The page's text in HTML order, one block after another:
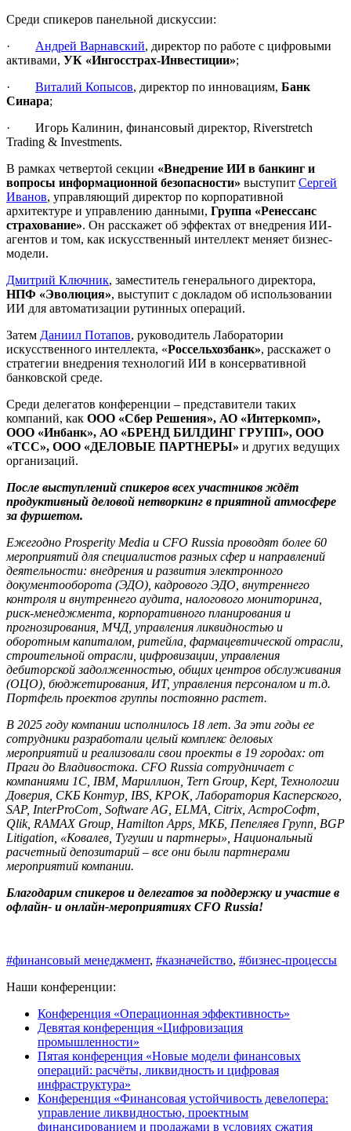
Среди спикеров панельной дискуссии:
· Андрей Варнавский, директор по работе с цифровыми
активами, УК «Ингосстрах-Инвестиции»;
· Виталий Копысов, директор по инновациям, Банк
Синара;
· Игорь Калинин, финансовый директор, Riverstretch
Trading & Investments.
В рамках четвертой секции «Внедрение ИИ в банкинг и
вопросы информационной безопасности» выступит Сергей
Иванов, управляющий директор по корпоративной
архитектуре и управлению данными, Группа «Ренессанс
страхование». Он расскажет об эффектах от внедрения ИИ-
агентов и том, как искусственный интеллект меняет бизнес-
модели.
Дмитрий Ключник, заместитель генерального директора,
НПФ «Эволюция», выступит с докладом об использовании
ИИ для автоматизации рутинных операций.
Затем Даниил Потапов, руководитель Лаборатории
искусственного интеллекта, «Россельхозбанк», расскажет о
стратегии внедрения технологий ИИ в консервативной
банковской среде.
Среди делегатов конференции – представители таких
компаний, как ООО «Сбер Решения», АО «Интеркомп»,
ООО «Инбанк», АО «БРЕНД БИЛДИНГ ГРУПП», ООО
«ТСС», ООО «ДЕЛОВЫЕ ПАРТНЕРЫ» и других ведущих
организаций.
После выступлений спикеров всех участников ждёт
продуктивный деловой нетворкинг в приятной атмосфере
за фуршетом.
Ежегодно Prosperity Media и CFO Russia проводят более 60
мероприятий для специалистов разных сфер и направлений
деятельности: внедрения и развития электронного
документооборота (ЭДО), кадрового ЭДО, внутреннего
контроля и внутреннего аудита, налогового мониторинга,
риск-менеджмента, корпоративного планирования и
прогнозирования, МЧД, управления ликвидностью и
оборотным капиталом, ритейла, фармацевтической отрасли,
строительной отрасли, цифровизации, управления
дебиторской задолженностью, общих центров обслуживания
(ОЦО), бюджетирования, ИТ, управления персоналом и т.д.
Портфель проектов группы постоянно растет.
В 2025 году компании исполнилось 18 лет. За эти годы ее
сотрудники разработали целый комплекс деловых
мероприятий и реализовали свои проекты в 19 городах: от
Праги до Владивостока. CFO Russia сотрудничает с
компаниями 1С, IBM, Мариллион, Tern Group, Kept, Технологии
Доверия, СКБ Контур, IBS, КРОК, Лаборатория Касперского,
SAP, InterProCom, Software AG, ELMA, Citrix, АстроСофт,
Qlik, RAMAX Group, Hamilton Apps, МКБ, Пепеляев Групп, BGP
Litigation, «Ковалев, Тугуши и партнеры», Национальный
расчетный депозитарий – все они были партнерами
мероприятий компании.
Благодарим спикеров и делегатов за поддержку и участие в
офлайн- и онлайн-мероприятиях CFO Russia!
#финансовый менеджмент, #казначейство, #бизнес-процессы
Наши конференции:
Конференция «Операционная эффективность»
Девятая конференция «Цифровизация
промышленности»
Пятая конференция «Новые модели финансовых
операций: расчёты, ликвидность и цифровая
инфраструктура»
Конференция «Финансовая устойчивость девелопера:
управление ликвидностью, проектным
финансированием и продажами в условиях сжатия